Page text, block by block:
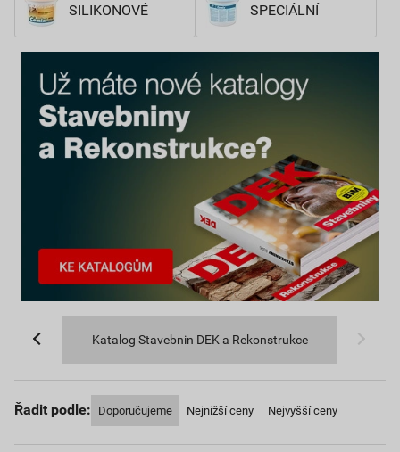
SILIKONOVÉ SPECIÁLNÍ
Katalog Stavebnin DEK a Rekonstrukce
Řadit podle: Doporučujeme Nejnižší ceny Nejvyšší ceny